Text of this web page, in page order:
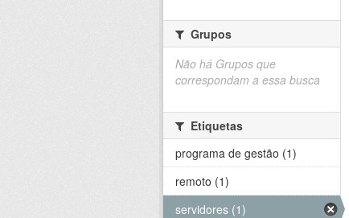
Grupos
Não há Grupos que
correspondam a essa busca
Etiquetas
programa de gestão (1)
remoto (1)
servidores (1)